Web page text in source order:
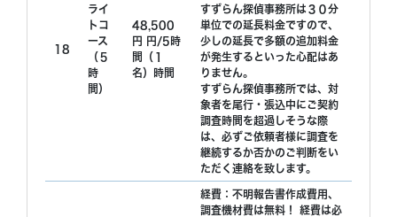
18
ライ
トコ
ース
（５
時
間）
48,500
円 円/5時
間（１
名）時間
すずらん探偵事務所は３０分
単位での延長料金ですので、
少しの延長で多額の追加料金
が発生するといった心配はあ
りません。
すずらん探偵事務所では、対
象者を尾行・張込中にご契約
調査時間を超過しそうな際
は、必ずご依頼者様に調査を
継続するか否かのご判断をい
ただく連絡を致します。
経費：不明報告書作成費用、
調査機材費は無料！ 経費は必